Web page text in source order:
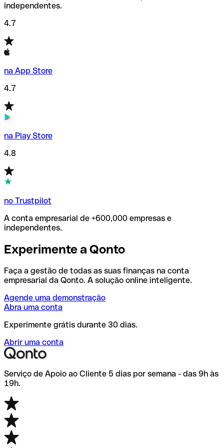
independentes.
4.7
na App Store
4.7
na Play Store
4.8
no Trustpilot
A conta empresarial de +600,000 empresas e
independentes.
Experimente a Qonto
Faça a gestão de todas as suas finanças na conta
empresarial da Qonto. A solução online inteligente.
Agende uma demonstração
Abra uma conta
Experimente grátis durante 30 dias.
Abrir uma conta
Serviço de Apoio ao Cliente 5 dias por semana - das 9h às
19h.